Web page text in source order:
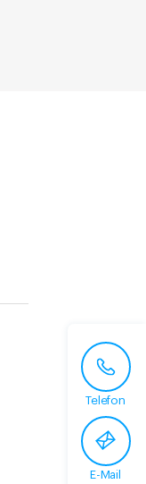
Telefon
E-Mail